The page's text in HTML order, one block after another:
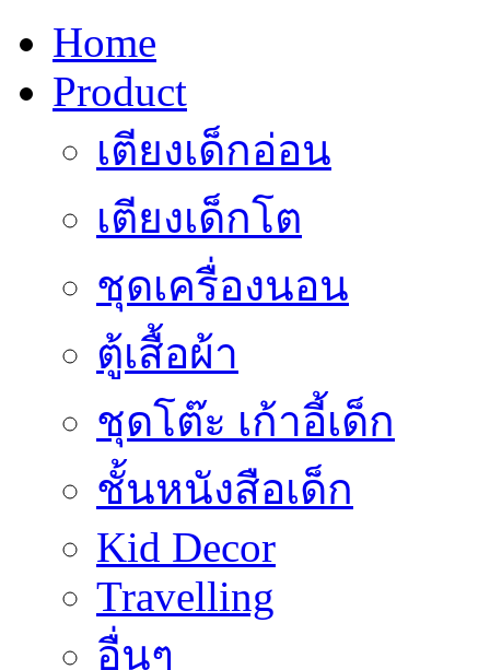
Home
Product
เตียงเด็กอ่อน
เตียงเด็กโต
ชุดเครื่องนอน
ตู้เสื้อผ้า
ชุดโต๊ะ เก้าอี้เด็ก
ชั้นหนังสือเด็ก
Kid Decor
Travelling
อื่นๆ